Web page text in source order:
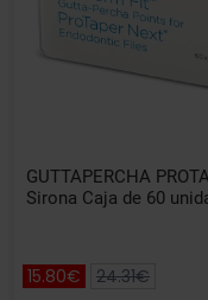
GUTTAPERCHA
Sirona Caja de 60
15.80€ 24.31€